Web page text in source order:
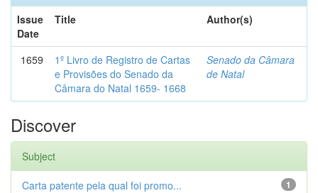
Issue
Date
Title Author(s)
1659
1º Livro de Registro de Cartas
e Provisões do Senado da
Câmara do Natal 1659- 1668
Senado da Câmara
de Natal
Discover
Subject
1
Carta patente pela qual foi promo...